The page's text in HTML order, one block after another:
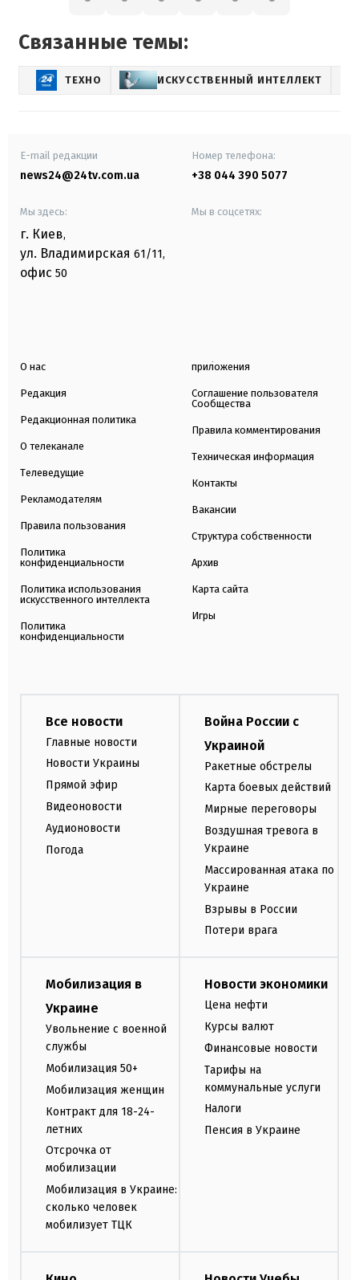
Связанные темы:
ТЕХНО ИСКУССТВЕННЫЙ ИНТЕЛЛЕКТ
E-mail редакции
news24@24tv.com.ua
Номер телефона:
+38 044 390 5077
Мы здесь:
г. Киев,
ул. Владимирская 61/11,
офис 50
Мы в соцсетях:
О нас
Редакция
Редакционная политика
О телеканале
Телеведущие
Рекламодателям
Правила пользования
Политика
конфиденциальности
Политика использования
искусственного интеллекта
Политика
конфиденциальности
приложения
Соглашение пользователя
Сообщества
Правила комментирования
Техническая информация
Контакты
Вакансии
Структура собственности
Архив
Карта сайта
Игры
Все новости
Главные новости
Новости Украины
Прямой эфир
Видеоновости
Аудионовости
Погода
Война России с
Украиной
Ракетные обстрелы
Карта боевых действий
Мирные переговоры
Воздушная тревога в
Украине
Массированная атака по
Украине
Взрывы в России
Потери врага
Мобилизация в
Украине
Увольнение с военной
службы
Мобилизация 50+
Мобилизация женщин
Контракт для 18-24-
летних
Отсрочка от
мобилизации
Мобилизация в Украине:
сколько человек
мобилизует ТЦК
Новости экономики
Цена нефти
Курсы валют
Финансовые новости
Тарифы на
коммунальные услуги
Налоги
Пенсия в Украине